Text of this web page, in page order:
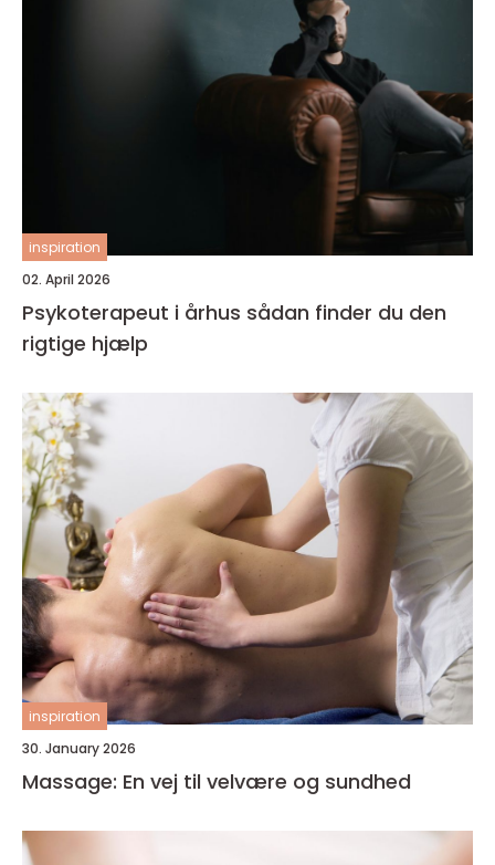
inspiration
02. April 2026
Psykoterapeut i århus sådan finder du den
rigtige hjælp
inspiration
30. January 2026
Massage: En vej til velvære og sundhed